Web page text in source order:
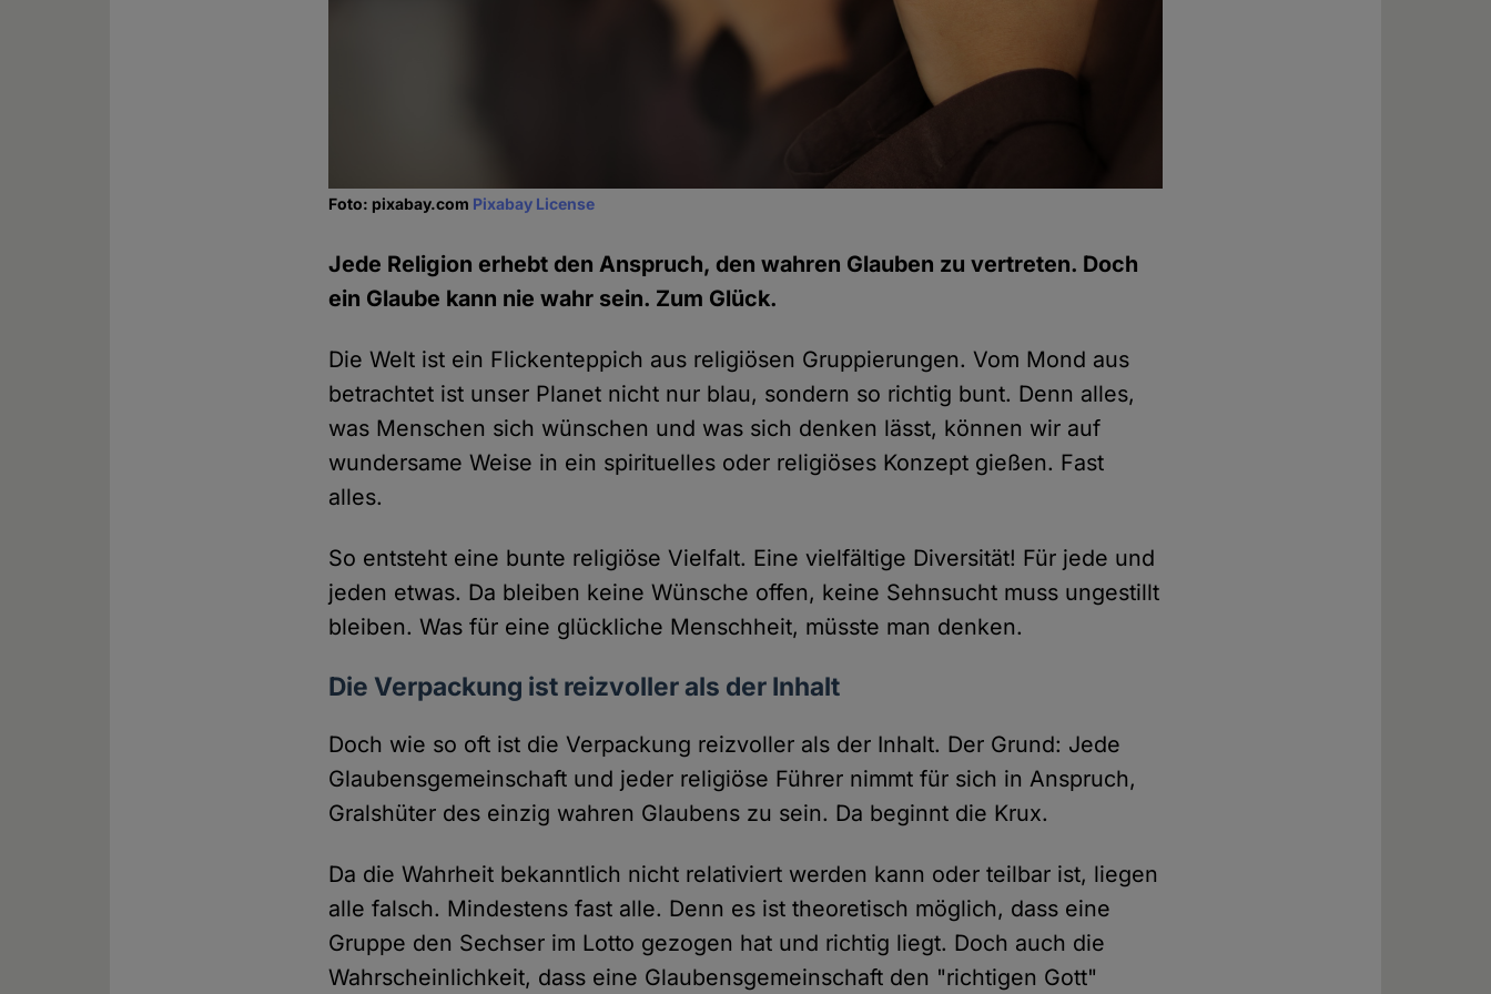
Foto: pixabay.com Pixabay License
Jede Religion erhebt den Anspruch, den wahren Glauben zu vertreten. Doch
ein Glaube kann nie wahr sein. Zum Glück.
Die Welt ist ein Flickenteppich aus religiösen Gruppierungen. Vom Mond aus
betrachtet ist unser Planet nicht nur blau, sondern so richtig bunt. Denn alles,
was Menschen sich wünschen und was sich denken lässt, können wir auf
wundersame Weise in ein spirituelles oder religiöses Konzept gießen. Fast
alles.
So entsteht eine bunte religiöse Vielfalt. Eine vielfältige Diversität! Für jede und
jeden etwas. Da bleiben keine Wünsche offen, keine Sehnsucht muss ungestillt
bleiben. Was für eine glückliche Menschheit, müsste man denken.
Die Verpackung ist reizvoller als der Inhalt
Doch wie so oft ist die Verpackung reizvoller als der Inhalt. Der Grund: Jede
Glaubensgemeinschaft und jeder religiöse Führer nimmt für sich in Anspruch,
Gralshüter des einzig wahren Glaubens zu sein. Da beginnt die Krux.
Da die Wahrheit bekanntlich nicht relativiert werden kann oder teilbar ist, liegen
alle falsch. Mindestens fast alle. Denn es ist theoretisch möglich, dass eine
Gruppe den Sechser im Lotto gezogen hat und richtig liegt. Doch auch die
Wahrscheinlichkeit, dass eine Glaubensgemeinschaft den "richtigen Gott"